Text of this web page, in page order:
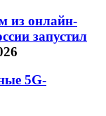
из онлайн-
запустил
5G-